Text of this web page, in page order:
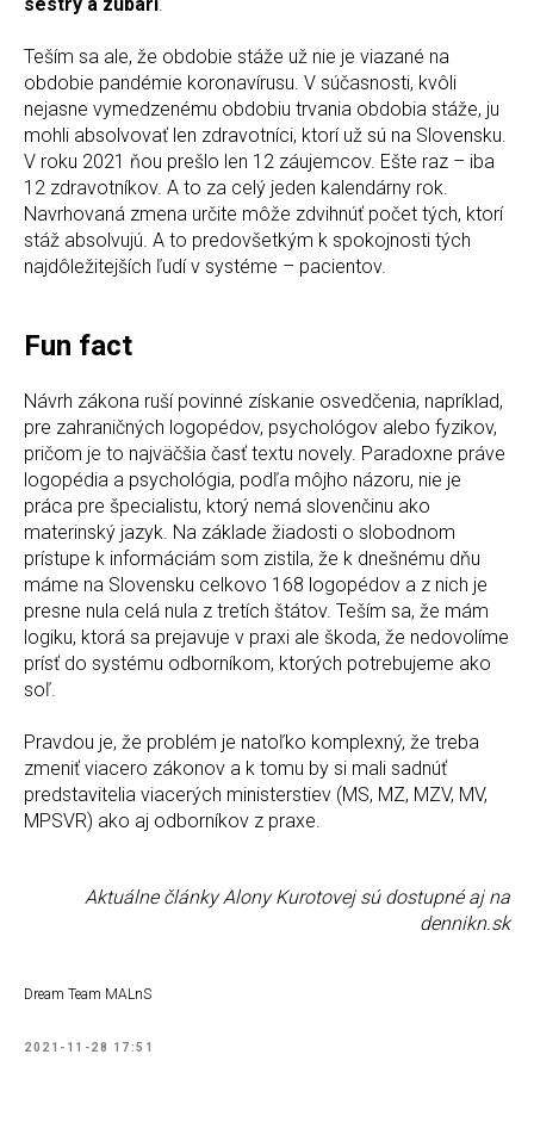
Teším sa ale, že obdobie stáže už nie je viazané na
obdobie pandémie koronavírusu. V súčasnosti, kvôli
nejasne vymedzenému obdobiu trvania obdobia stáže, ju
mohli absolvovať len zdravotníci, ktorí už sú na Slovensku.
V roku 2021 ňou prešlo len 12 záujemcov. Ešte raz – iba
12 zdravotníkov. A to za celý jeden kalendárny rok.
Navrhovaná zmena určite môže zdvihnúť počet tých, ktorí
stáž absolvujú. A to predovšetkým k spokojnosti tých
najdôležitejších ľudí v systéme – pacientov.
Fun fact
Návrh zákona ruší povinné získanie osvedčenia, napríklad,
pre zahraničných logopédov, psychológov alebo fyzikov,
pričom je to najväčšia časť textu novely. Paradoxne práve
logopédia a psychológia, podľa môjho názoru, nie je
práca pre špecialistu, ktorý nemá slovenčinu ako
materinský jazyk. Na základe žiadosti o slobodnom
prístupe k informáciám som zistila, že k dnešnému dňu
máme na Slovensku celkovo 168 logopédov a z nich je
presne nula celá nula z tretích štátov. Teším sa, že mám
logiku, ktorá sa prejavuje v praxi ale škoda, že nedovolíme
prísť do systému odborníkom, ktorých potrebujeme ako
soľ.
Pravdou je, že problém je natoľko komplexný, že treba
zmeniť viacero zákonov a k tomu by si mali sadnúť
predstavitelia viacerých ministerstiev (MS, MZ, MZV, MV,
MPSVR) ako aj odborníkov z praxe.
Aktuálne články Alony Kurotovej sú dostupné aj na
dennikn.sk
Dream Team MALnS
2021-11-28 17:51